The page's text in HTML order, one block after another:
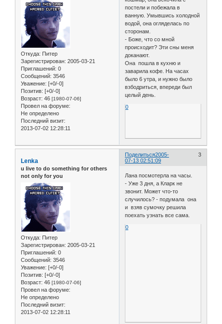
Откуда: Питер
Зарегистрирован: 2005-03-21
Приглашений: 0
Сообщений: 3546
Уважение: [+0/-0]
Позитив: [+0/-0]
Возраст: 46 [1980-07-06]
Провел на форуме:
Не определено
Последний визит:
2013-07-02 12:28:11
постели и побежала в
ванную. Умывшись холодной
водой, она огляделась по
сторонам.
- Боже, что со мной
происходит? Эти сны меня
доканают.
Она пошла в кухню и
заварила кофе. На часах
было 6 утра, и нужно было
взбодриться, впереди был
целый день.
0
Поделиться 3
2005-
07-13 02:51:09
Lenka
u live to do something for others
not only for you
Откуда: Питер
Зарегистрирован: 2005-03-21
Приглашений: 0
Сообщений: 3546
Уважение: [+0/-0]
Позитив: [+0/-0]
Возраст: 46 [1980-07-06]
Провел на форуме:
Не определено
Последний визит:
2013-07-02 12:28:11
Лана посмотерла на часы.
- Уже 3 дня, а Кларк не
звонит. Может что-то
случилось? - подумала она
и взяв сумочку решила
поехать узнать все сама.
0